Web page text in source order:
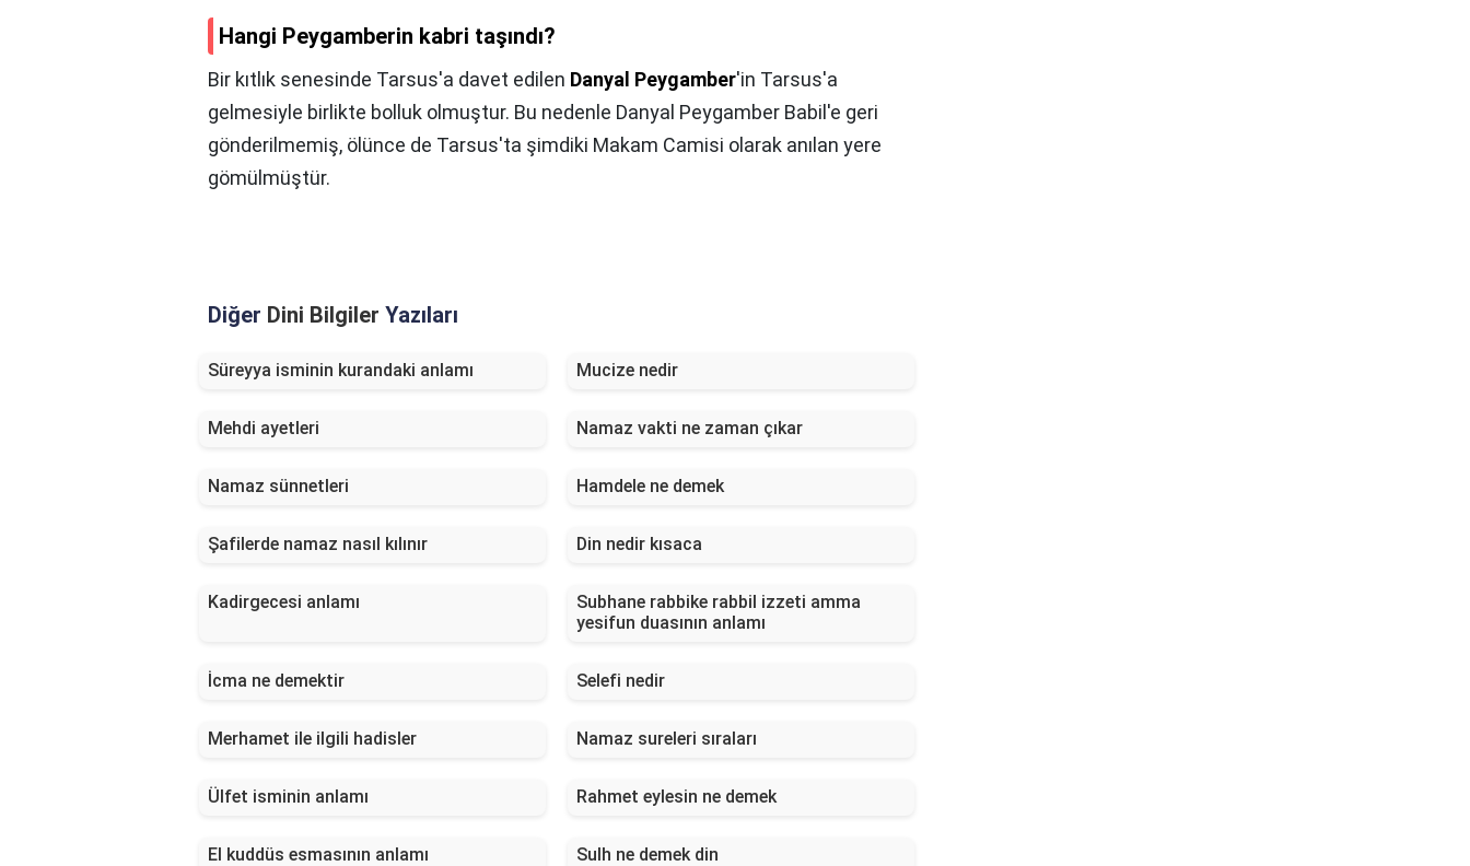
Hangi Peygamberin kabri taşındı?
Bir kıtlık senesinde Tarsus'a davet edilen Danyal Peygamber'in Tarsus'a
gelmesiyle birlikte bolluk olmuştur. Bu nedenle Danyal Peygamber Babil'e geri
gönderilmemiş, ölünce de Tarsus'ta şimdiki Makam Camisi olarak anılan yere
gömülmüştür.
Diğer Dini Bilgiler Yazıları
Süreyya isminin kurandaki anlamı Mucize nedir
Mehdi ayetleri Namaz vakti ne zaman çıkar
Namaz sünnetleri Hamdele ne demek
Şafilerde namaz nasıl kılınır Din nedir kısaca
Kadirgecesi anlamı
Subhane rabbike rabbil izzeti amma
yesifun duasının anlamı
İcma ne demektir Selefi nedir
Merhamet ile ilgili hadisler Namaz sureleri sıraları
Ülfet isminin anlamı Rahmet eylesin ne demek
El kuddüs esmasının anlamı Sulh ne demek din